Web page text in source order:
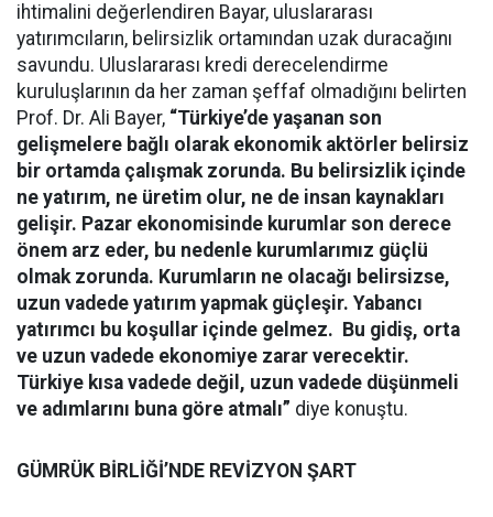
ihtimalini değerlendiren Bayar, uluslararası
yatırımcıların, belirsizlik ortamından uzak duracağını
savundu. Uluslararası kredi derecelendirme
kuruluşlarının da her zaman şeffaf olmadığını belirten
Prof. Dr. Ali Bayer, “Türkiye’de yaşanan son
gelişmelere bağlı olarak ekonomik aktörler belirsiz
bir ortamda çalışmak zorunda. Bu belirsizlik içinde
ne yatırım, ne üretim olur, ne de insan kaynakları
gelişir. Pazar ekonomisinde kurumlar son derece
önem arz eder, bu nedenle kurumlarımız güçlü
olmak zorunda. Kurumların ne olacağı belirsizse,
uzun vadede yatırım yapmak güçleşir. Yabancı
yatırımcı bu koşullar içinde gelmez. Bu gidiş, orta
ve uzun vadede ekonomiye zarar verecektir.
Türkiye kısa vadede değil, uzun vadede düşünmeli
ve adımlarını buna göre atmalı” diye konuştu.
GÜMRÜK BİRLİĞİ’NDE REVİZYON ŞART